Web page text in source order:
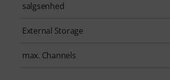
salgsenhed
External Storage
max. Channels